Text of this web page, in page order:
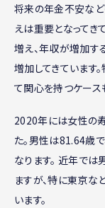
将来の年金不安など
えは重要となってき
増え、年収が増加す
増加してきています
て関心を持つケース
2020年には女性の
た。男性は81.64歳
なります。 近年で
ますが、特に東京な
います。